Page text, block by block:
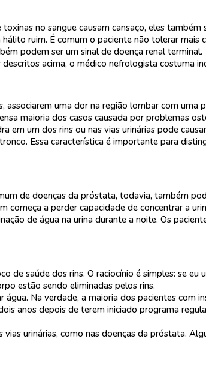
no sangue causam cansaço, eles
ruim. É comum o paciente não tolerar mais
podem ser um sinal de doença renal terminal.
acima, o médico nefrologista costuma
uma dor na região lombar com uma
maioria dos casos causada por problemas
em um dos rins ou nas vias urinárias pode
Essa característica é importante para
de doenças da próstata, todavia, também
começa a perder capacidade de concentrar a
de água na urina durante a noite. Os
de saúde dos rins. O raciocínio é simples: se
estão sendo eliminadas pelos rins.
Na verdade, a maioria dos pacientes com
anos depois de terem iniciado programa
urinárias, como nas doenças da próstata.